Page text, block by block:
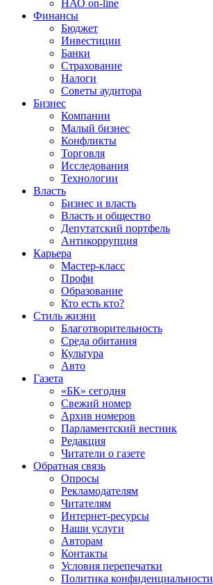
НАО on-line
Финансы
Бюджет
Инвестиции
Банки
Страхование
Налоги
Советы аудитора
Бизнес
Компании
Малый бизнес
Конфликты
Торговля
Исследования
Технологии
Власть
Бизнес и власть
Власть и общество
Депутатский портфель
Антикоррупция
Карьера
Мастер-класс
Профи
Образование
Кто есть кто?
Стиль жизни
Благотворительность
Среда обитания
Культура
Авто
Газета
«БК» сегодня
Свежий номер
Архив номеров
Парламентский вестник
Редакция
Читатели о газете
Обратная связь
Опросы
Рекламодателям
Читателям
Интернет-ресурсы
Наши услуги
Авторам
Контакты
Условия перепечатки
Политика конфиденциальности